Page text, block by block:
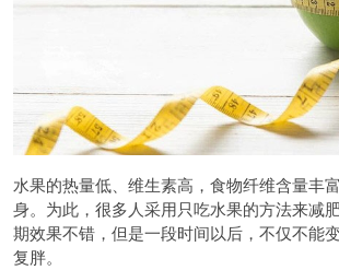
水果的热量低、维生素高，食物纤维含量丰
身。为此，很多人采用只吃水果的方法来减
期效果不错，但是一段时间以后，不仅不能
复胖。